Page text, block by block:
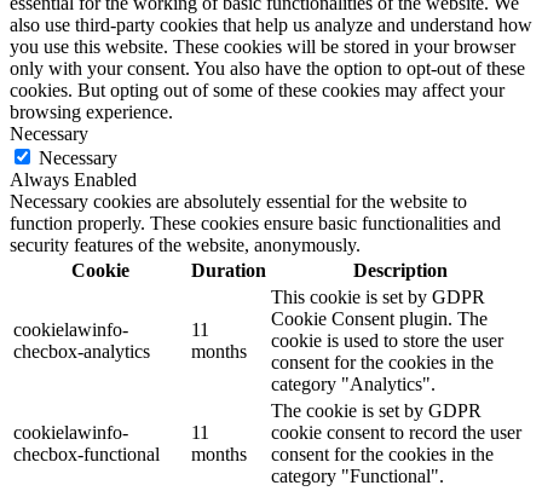
also use third-party cookies that help us analyze and understand how
you use this website. These cookies will be stored in your browser
only with your consent. You also have the option to opt-out of these
cookies. But opting out of some of these cookies may affect your
browsing experience.
Necessary
Necessary
Always Enabled
Necessary cookies are absolutely essential for the website to
function properly. These cookies ensure basic functionalities and
security features of the website, anonymously.
Cookie
Duration Description
cookielawinfo-
checbox-analytics
11
months
This cookie is set by GDPR
Cookie Consent plugin. The
cookie is used to store the user
consent for the cookies in the
category "Analytics".
cookielawinfo-
checbox-functional
11
months
The cookie is set by GDPR
cookie consent to record the user
consent for the cookies in the
category "Functional".